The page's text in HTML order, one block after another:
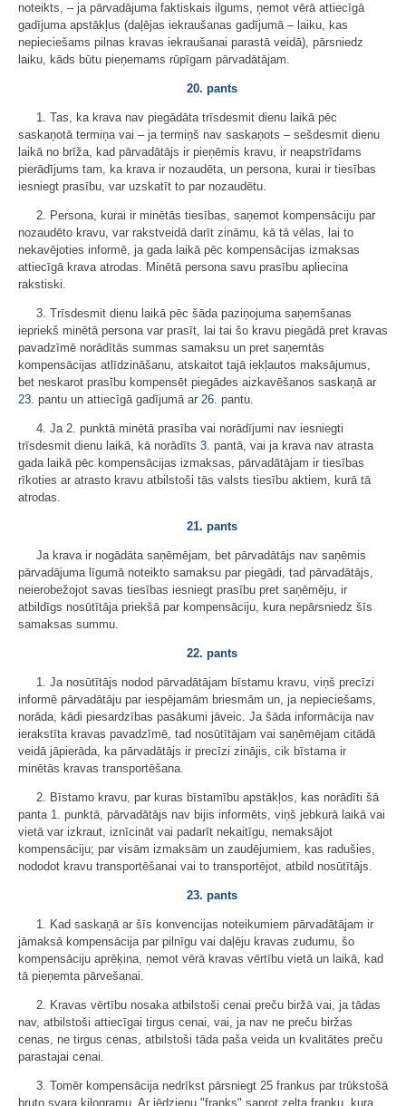
noteikts, – ja pārvadājuma faktiskais ilgums, ņemot vērā attiecīgā
gadījuma apstākļus (daļējas iekraušanas gadījumā – laiku, kas
nepieciešams pilnas kravas iekraušanai parastā veidā), pārsniedz
laiku, kāds būtu pieņemams rūpīgam pārvadātājam.
20. pants
1. Tas, ka krava nav piegādāta trīsdesmit dienu laikā pēc
saskaņotā termiņa vai – ja termiņš nav saskaņots – sešdesmit dienu
laikā no brīža, kad pārvadātājs ir pieņēmis kravu, ir neapstrīdams
pierādījums tam, ka krava ir nozaudēta, un persona, kurai ir tiesības
iesniegt prasību, var uzskatīt to par nozaudētu.
2. Persona, kurai ir minētās tiesības, saņemot kompensāciju par
nozaudēto kravu, var rakstveidā darīt zināmu, kā tā vēlas, lai to
nekavējoties informē, ja gada laikā pēc kompensācijas izmaksas
attiecīgā krava atrodas. Minētā persona savu prasību apliecina
rakstiski.
3. Trīsdesmit dienu laikā pēc šāda paziņojuma saņemšanas
iepriekš minētā persona var prasīt, lai tai šo kravu piegādā pret kravas
pavadzīmē norādītās summas samaksu un pret saņemtās
kompensācijas atlīdzināšanu, atskaitot tajā iekļautos maksājumus,
bet neskarot prasību kompensēt piegādes aizkavēšanos saskaņā ar
23. pantu un attiecīgā gadījumā ar 26. pantu.
4. Ja 2. punktā minētā prasība vai norādījumi nav iesniegti
trīsdesmit dienu laikā, kā norādīts 3. pantā, vai ja krava nav atrasta
gada laikā pēc kompensācijas izmaksas, pārvadātājam ir tiesības
rīkoties ar atrasto kravu atbilstoši tās valsts tiesību aktiem, kurā tā
atrodas.
21. pants
Ja krava ir nogādāta saņēmējam, bet pārvadātājs nav saņēmis
pārvadājuma līgumā noteikto samaksu par piegādi, tad pārvadātājs,
neierobežojot savas tiesības iesniegt prasību pret saņēmēju, ir
atbildīgs nosūtītāja priekšā par kompensāciju, kura nepārsniedz šīs
samaksas summu.
22. pants
1. Ja nosūtītājs nodod pārvadātājam bīstamu kravu, viņš precīzi
informē pārvadātāju par iespējamām briesmām un, ja nepieciešams,
norāda, kādi piesardzības pasākumi jāveic. Ja šāda informācija nav
ierakstīta kravas pavadzīmē, tad nosūtītājam vai saņēmējam citādā
veidā jāpierāda, ka pārvadātājs ir precīzi zinājis, cik bīstama ir
minētās kravas transportēšana.
2. Bīstamo kravu, par kuras bīstamību apstākļos, kas norādīti šā
panta 1. punktā, pārvadātājs nav bijis informēts, viņš jebkurā laikā vai
vietā var izkraut, iznīcināt vai padarīt nekaitīgu, nemaksājot
kompensāciju; par visām izmaksām un zaudējumiem, kas radušies,
nododot kravu transportēšanai vai to transportējot, atbild nosūtītājs.
23. pants
1. Kad saskaņā ar šīs konvencijas noteikumiem pārvadātājam ir
jāmaksā kompensācija par pilnīgu vai daļēju kravas zudumu, šo
kompensāciju aprēķina, ņemot vērā kravas vērtību vietā un laikā, kad
tā pieņemta pārvešanai.
2. Kravas vērtību nosaka atbilstoši cenai preču biržā vai, ja tādas
nav, atbilstoši attiecīgai tirgus cenai, vai, ja nav ne preču biržas
cenas, ne tirgus cenas, atbilstoši tāda paša veida un kvalitātes preču
parastajai cenai.
3. Tomēr kompensācija nedrīkst pārsniegt 25 frankus par trūkstošā
bruto svara kilogramu. Ar jēdzienu "franks" saprot zelta franku, kura